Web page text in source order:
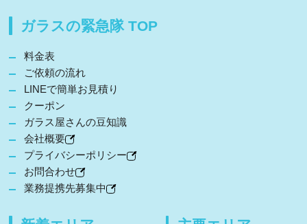
ガラスの緊急隊 TOP
料金表
ご依頼の流れ
LINEで簡単お見積り
クーポン
ガラス屋さんの豆知識
会社概要
プライバシーポリシー
お問合わせ
業務提携先募集中